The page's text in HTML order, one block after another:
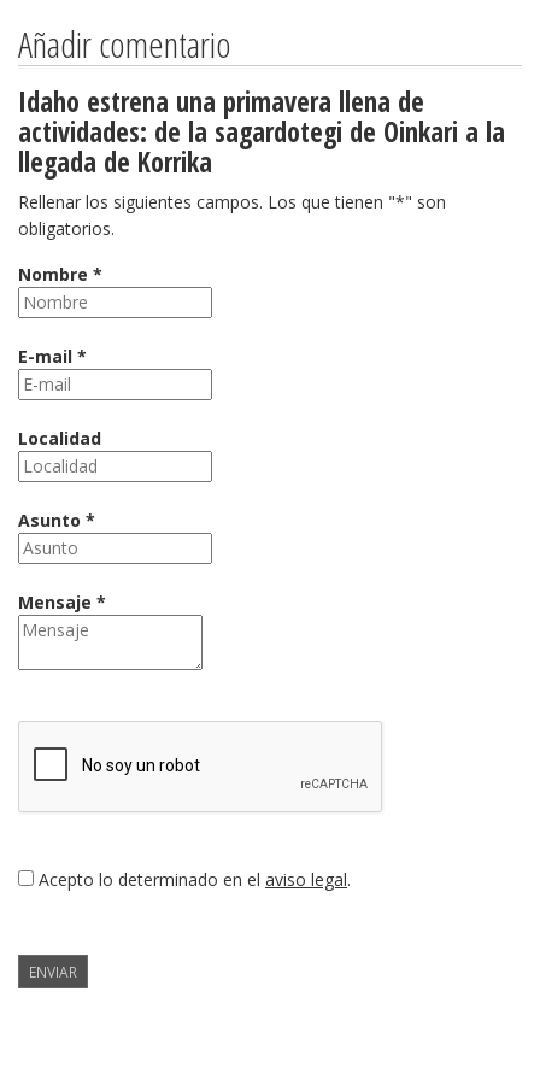
Añadir comentario
Idaho estrena una primavera llena de
actividades: de la sagardotegi de Oinkari a la
llegada de Korrika
Rellenar los siguientes campos. Los que tienen "*" son
obligatorios.
Nombre *
E-mail *
Localidad
Asunto *
Mensaje *
Acepto lo determinado en el aviso legal.
ENVIAR